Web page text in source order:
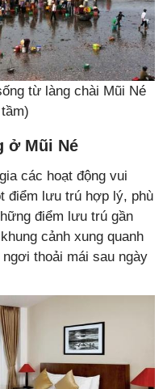
từ làng chài Mũi Né
ở Mũi Né
các hoạt động vui
điểm lưu trú hợp lý, phù
điểm lưu trú gần
cảnh xung quanh
thoải mái sau ngày